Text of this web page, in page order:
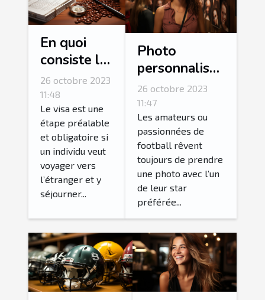
En quoi
consiste la
procédure
de
demande
ESTA ?
26 octobre 2023
11:48
Le visa est une
étape préalable
et obligatoire si
un individu veut
voyager vers
l’étranger et y
séjourner...
Photo
personnalisée
: comment
personnalisé
sa photo avec
l’une de ses
stars
préférées ?
26 octobre 2023
11:47
Les amateurs ou
passionnées de
football rêvent
toujours de prendre
une photo avec l’un
de leur star
préférée...